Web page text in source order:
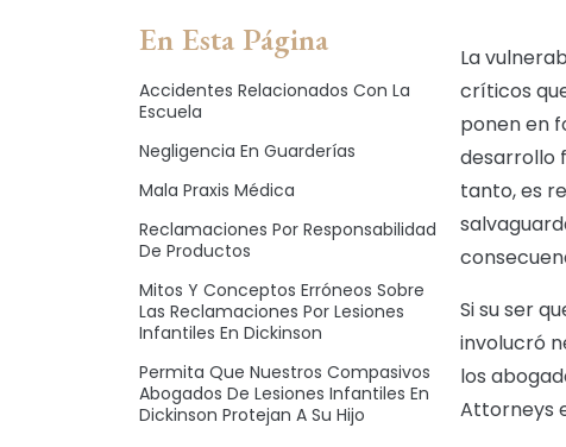
En Esta Página
Accidentes Relacionados Con La
Escuela
Negligencia En Guarderías
Mala Praxis Médica
Reclamaciones Por Responsabilidad
De Productos
Mitos Y Conceptos Erróneos Sobre
Las Reclamaciones Por Lesiones
Infantiles En Dickinson
Permita Que Nuestros Compasivos
Abogados De Lesiones Infantiles En
Dickinson Protejan A Su Hijo
La
críticos
ponen en
desarrollo
tanto, es
Si su ser
involucró
los
Attorneys